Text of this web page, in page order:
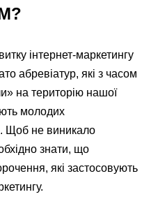
інтернет-маркетингу
абревіатур, які з часом
на територію нашої
молодих
Щоб не виникало
знати, що
які застосовують